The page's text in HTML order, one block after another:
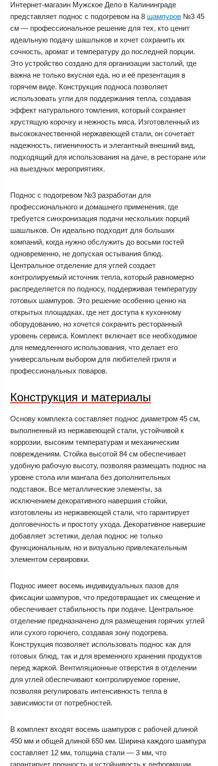
Интернет-магазин Мужское Дело в Калининграде
представляет поднос с подогревом на 8 шампуров №3 45
см — профессиональное решение для тех, кто ценит
идеальную подачу шашлыков и хочет сохранить их
сочность, аромат и температуру до последней порции.
Это устройство создано для организации застолий, где
важна не только вкусная еда, но и её презентация в
горячем виде. Конструкция подноса позволяет
использовать угли для поддержания тепла, создавая
эффект натурального томления, который сохраняет
хрустящую корочку и нежность мяса. Изготовленный из
высококачественной нержавеющей стали, он сочетает
надежность, гигиеничность и элегантный внешний вид,
подходящий для использования на даче, в ресторане или
на выездных мероприятиях.
Поднос с подогревом №3 разработан для
профессионального и домашнего применения, где
требуется синхронизация подачи нескольких порций
шашлыков. Он идеально подходит для больших
компаний, когда нужно обслужить до восьми гостей
одновременно, не допуская остывания блюд.
Центральное отделение для углей создает
контролируемый источник тепла, который равномерно
распределяется по подносу, поддерживая температуру
готовых шампуров. Это решение особенно ценно на
открытых площадках, где нет доступа к кухонному
оборудованию, но хочется сохранить ресторанный
уровень сервиса. Комплект включает все необходимое
для немедленного использования, что делает его
универсальным выбором для любителей гриля и
профессиональных поваров.
Конструкция и материалы
Основу комплекта составляет поднос диаметром 45 см,
выполненный из нержавеющей стали, устойчивой к
коррозии, высоким температурам и механическим
повреждениям. Стойка высотой 84 см обеспечивает
удобную рабочую высоту, позволяя размещать поднос на
уровне стола или мангала без дополнительных
подставок. Все металлические элементы, за
исключением декоративного навершия стойки,
изготовлены из нержавеющей стали, что гарантирует
долговечность и простоту ухода. Декоративное навершие
добавляет эстетики, делая поднос не только
функциональным, но и визуально привлекательным
элементом сервировки.
Поднос имеет восемь индивидуальных пазов для
фиксации шампуров, что предотвращает их смещение и
обеспечивает стабильность при подаче. Центральное
отделение предназначено для размещения горячих углей
или сухого горючего, создавая зону подогрева.
Конструкция позволяет использовать поднос как для
готовых блюд, так и для временного хранения продуктов
перед жаркой. Вентиляционные отверстия в отделении
для углей обеспечивают контролируемое горение,
позволяя регулировать интенсивность тепла в
зависимости от потребностей.
В комплект входят восемь шампуров с рабочей длиной
450 мм и общей длиной 650 мм. Ширина каждого шампура
составляет 12 мм, толщина стали — 3 мм, что
гарантирует прочность и устойчивость к деформации